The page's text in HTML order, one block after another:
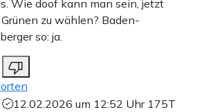
Wie doof kann man sein, jetzt
zu wählen? Baden-
so: ja.
12.02.2026 um 12:52 Uhr 175T